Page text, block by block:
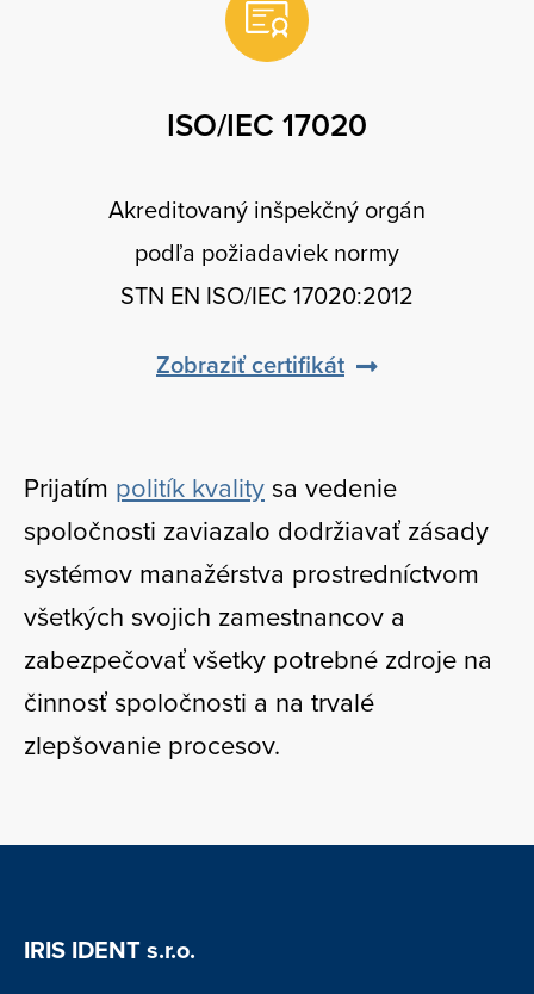
ISO/IEC 17020
Akreditovaný inšpekčný orgán
podľa požiadaviek normy
STN EN ISO/IEC 17020:2012
Zobraziť certifikát
Prijatím politík kvality sa vedenie
spoločnosti zaviazalo dodržiavať zásady
systémov manažérstva prostredníctvom
všetkých svojich zamestnancov a
zabezpečovať všetky potrebné zdroje na
činnosť spoločnosti a na trvalé
zlepšovanie procesov.
IRIS IDENT s.r.o.